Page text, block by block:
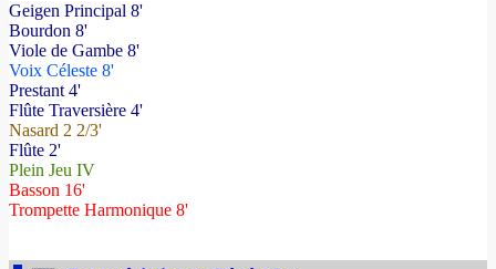
Geigen Principal 8'
Bourdon 8'
Viole de Gambe 8'
Voix Céleste 8'
Prestant 4'
Flûte Traversière 4'
Nasard 2 2/3'
Flûte 2'
Plein Jeu IV
Basson 16'
Trompette Harmonique 8'